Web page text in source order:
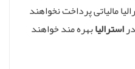
مالیاتی پرداخت نخواهند
استرالیابهره مند خواهند